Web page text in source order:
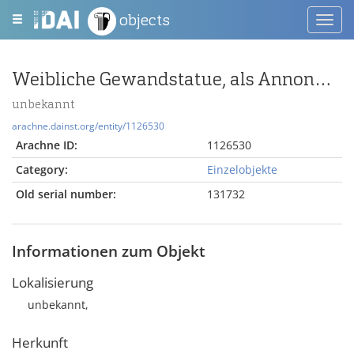
objects
Weibliche Gewandstatue, als Annona/ Ceres ergänzt
unbekannt
arachne.dainst.org/entity/1126530
Arachne ID:
1126530
Category:
Einzelobjekte
Old serial number:
131732
Informationen zum Objekt
Lokalisierung
unbekannt,
Herkunft